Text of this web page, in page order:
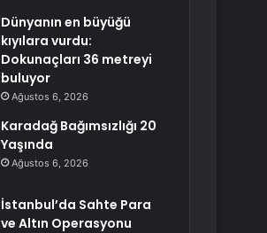
Dünyanın en büyüğü
kıyılara vurdu:
Dokunaçları 36 metreyi
buluyor
Ağustos 6, 2026
Karadağ Bağımsızlığı 20
Yaşında
Ağustos 6, 2026
İstanbul’da Sahte Para
ve Altın Operasyonu